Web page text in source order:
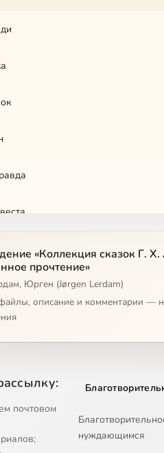
короля
«Коллекция сказок Г.
прочтение»
Юрген (Jørgen Lerdam)
описание и комментарии —
почтовом
нуждающимся